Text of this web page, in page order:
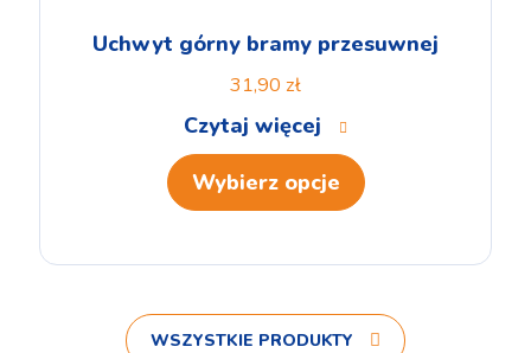
Uchwyt górny bramy przesuwnej
31,90 zł
Czytaj więcej
Wybierz opcje
WSZYSTKIE PRODUKTY